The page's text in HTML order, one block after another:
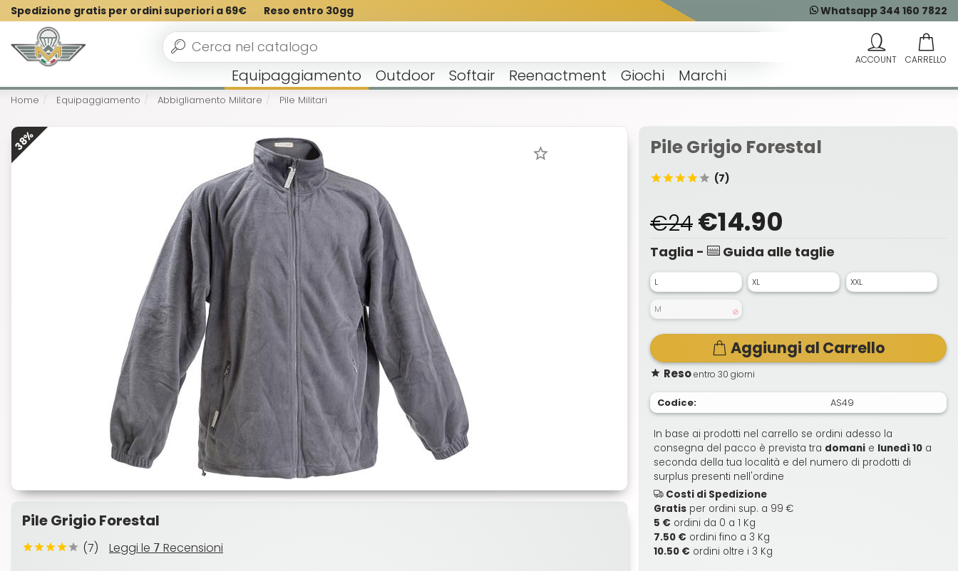
Spedizione gratis per ordini superiori a 69€ Reso entro 30gg Whatsapp 344 160 7822
Equipaggiamento Outdoor Softair Reenactment Giochi Marchi
Home Equipaggiamento Abbigliamento Militare Pile Militari
38%
Pile Grigio Forestal
(7) Leggi le 7 Recensioni
Pile Grigio Forestal
(7)
€24€14.90
Taglia - Guida alle taglie
L XL XXL
M
Aggiungi al Carrello
Resoentro 30 giorni
Codice: AS49
In base ai prodotti nel carrello se ordini adesso la
consegna del pacco è prevista tra domani e lunedì 10 a
seconda della tua località e del numero di prodotti di
surplus presenti nell'ordine
Costi di Spedizione
Gratis per ordini sup. a 99 €
5 € ordini da 0 a 1 Kg
7.50 € ordini fino a 3 Kg
10.50 € ordini oltre i 3 Kg